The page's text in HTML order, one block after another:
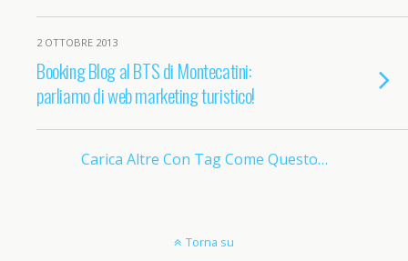
2 OTTOBRE 2013
Booking Blog al BTS di Montecatini:
parliamo di web marketing turistico!
Carica Altre Con Tag Come Questo…
Torna su